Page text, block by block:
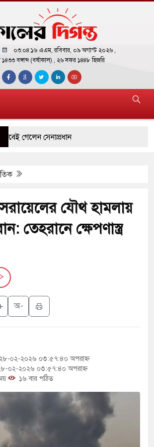
০৩:০৪:১৭ এএম, রবিবার, ০৯ অগাস্ট ২০২৬ ,
১৪৩৩ বঙ্গাব্দ (বর্ষাকাল) , ২৬ সফর ১৪৪৮ হিজরি
গেলেন সেনাপ্রধান
বাসভবনে আগুন, আইসিইউতে
রেসপন্স ব্যাটালিয়ন
জন নিহত
১৫
মসজিদ থেকে মাইক
নিহত, হামলাকারীর আত্মহত্যা
কঠোর হুঁশিয়ারি ইরানের
তল্লাশিতে ছাড় দেওয়া হবে না:
যৌথ হামলায়
তেহরানে ক্ষেপণাস্ত্র
অ-
০২-২০২৬ ০৩:৫৭:৪০ অপরাহ্ন
০২-২০২৬ ০৩:৫৭:৪০ অপরাহ্ন
১৬ বার পঠিত